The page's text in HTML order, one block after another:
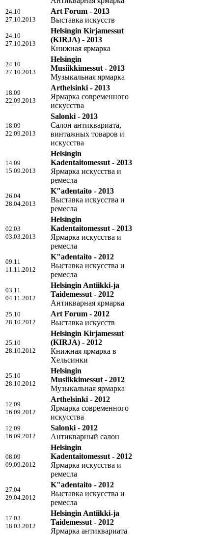
24.10
27.10.2013
Art Forum - 2013
Выставка искусств
24.10
27.10.2013
Helsingin Kirjamessut
(KIRJA) - 2013
Книжная ярмарка
24.10
27.10.2013
Helsingin
Musiikkimessut - 2013
Музыкальная ярмарка
18.09
22.09.2013
Arthelsinki - 2013
Ярмарка современного
искусства
18.09
22.09.2013
Salonki - 2013
Салон антиквариата,
винтажных товаров и
искусства
14.09
15.09.2013
Helsingin
Kadentaitomessut - 2013
Ярмарка искусства и
ремесла
26.04
28.04.2013
K"adentaito - 2013
Выставка искусства и
ремесла
02.03
03.03.2013
Helsingin
Kadentaitomessut - 2013
Ярмарка искусства и
ремесла
09.11
11.11.2012
K"adentaito - 2012
Выставка искусства и
ремесла
03.11
04.11.2012
Helsingin Antiikki-ja
Taidemessut - 2012
Антикварная ярмарка
25.10
28.10.2012
Art Forum - 2012
Выставка искусств
25.10
28.10.2012
Helsingin Kirjamessut
(KIRJA) - 2012
Книжная ярмарка в
Хельсинки
25.10
28.10.2012
Helsingin
Musiikkimessut - 2012
Музыкальная ярмарка
12.09
16.09.2012
Arthelsinki - 2012
Ярмарка современного
искусства
12.09
16.09.2012
Salonki - 2012
Антикварный салон
08.09
09.09.2012
Helsingin
Kadentaitomessut - 2012
Ярмарка искусства и
ремесла
27.04
29.04.2012
K"adentaito - 2012
Выставка искусства и
ремесла
17.03
18.03.2012
Helsingin Antiikki-ja
Taidemessut - 2012
Ярмарка антиквариата